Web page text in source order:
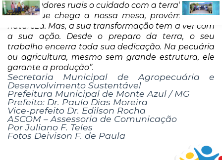
trabalhadores ruais o cuidado com a terra”.
“Tudo que chega a nossa mesa, provém de sua
natureza. Mas, a sua transformação tem a ver com
a sua ação. Desde o preparo da terra, o seu
trabalho encerra toda sua dedicação. Na pecuária
ou agricultura, mesmo sem grande estrutura, ele
garante a produção”.
Secretaria Municipal de Agropecuária e
Desenvolvimento Sustentável
Prefeitura Municipal de Monte Azul / MG
Prefeito: Dr. Paulo Dias Moreira
Vice-prefeito Dr. Edilson Rocha
ASCOM – Assessoria de Comunicação
Por Juliano F. Teles
Fotos Deivison F. de Paula